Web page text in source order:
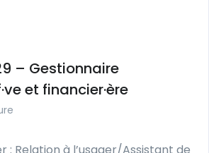
– Gestionnaire
et financier·ère
: Relation à l’usager/Assistant de